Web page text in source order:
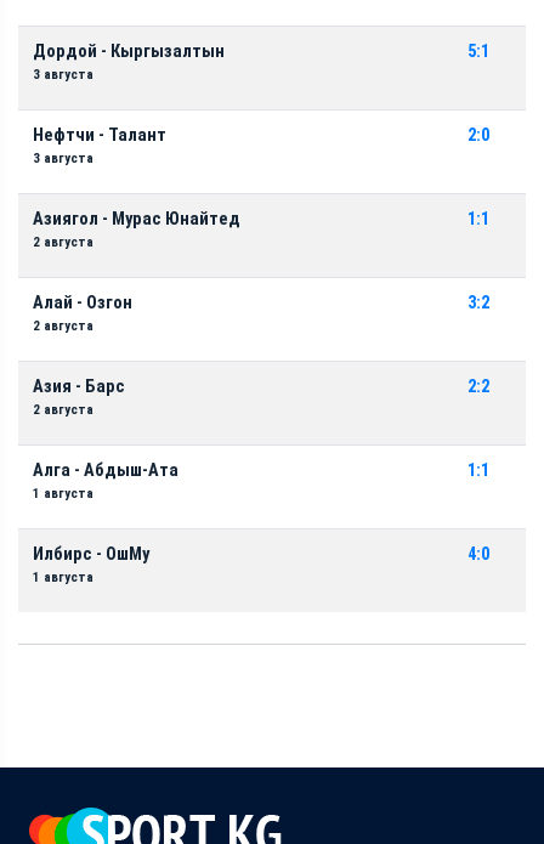
Дордой - Кыргызалтын
3 августа
5:1
Нефтчи - Талант
3 августа
2:0
Азиягол - Мурас Юнайтед
2 августа
1:1
Алай - Озгон
2 августа
3:2
Азия - Барс
2 августа
2:2
Алга - Абдыш-Ата
1 августа
1:1
Илбирс - ОшМу
1 августа
4:0